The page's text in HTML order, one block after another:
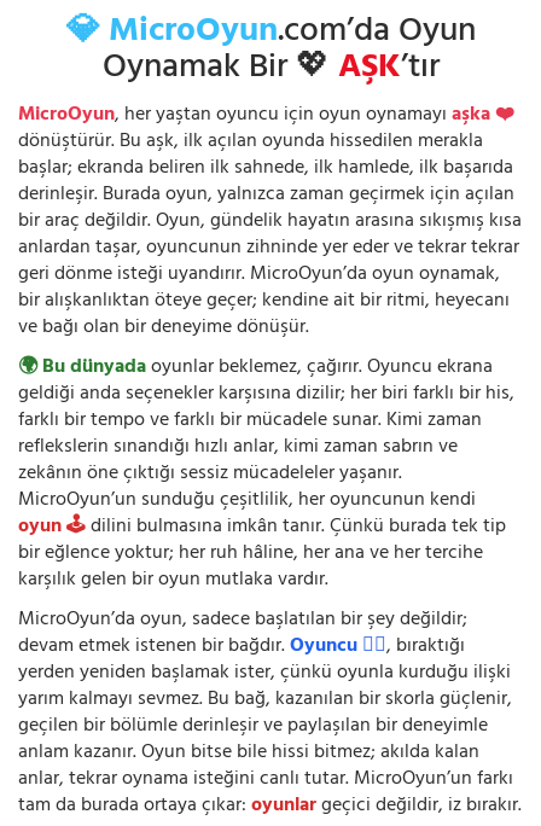
💎 MicroOyun.com’da Oyun
Oynamak Bir 💖AŞK’tır
MicroOyun, her yaştan oyuncu için oyun oynamayıaşka ❤️
dönüştürür. Bu aşk, ilk açılan oyunda hissedilen merakla
başlar; ekranda beliren ilk sahnede, ilk hamlede, ilk başarıda
derinleşir. Burada oyun, yalnızca zaman geçirmek için açılan
bir araç değildir. Oyun, gündelik hayatın arasına sıkışmış kısa
anlardan taşar, oyuncunun zihninde yer eder ve tekrar tekrar
geri dönme isteği uyandırır. MicroOyun’da oyun oynamak,
bir alışkanlıktan öteye geçer; kendine ait bir ritmi, heyecanı
ve bağı olan bir deneyime dönüşür.
🌍 Bu dünyadaoyunlar beklemez, çağırır. Oyuncu ekrana
geldiği anda seçenekler karşısına dizilir; her biri farklı bir his,
farklı bir tempo ve farklı bir mücadele sunar. Kimi zaman
reflekslerin sınandığı hızlı anlar, kimi zaman sabrın ve
zekânın öne çıktığı sessiz mücadeleler yaşanır.
MicroOyun’un sunduğu çeşitlilik, her oyuncunun kendi
oyun 🕹️dilini bulmasına imkân tanır. Çünkü burada tek tip
bir eğlence yoktur; her ruh hâline, her ana ve her tercihe
karşılık gelen bir oyun mutlaka vardır.
MicroOyun’da oyun, sadece başlatılan bir şey değildir;
devam etmek istenen bir bağdır.Oyuncu 🧍‍♂️, bıraktığı
yerden yeniden başlamak ister, çünkü oyunla kurduğu ilişki
yarım kalmayı sevmez. Bu bağ, kazanılan bir skorla güçlenir,
geçilen bir bölümle derinleşir ve paylaşılan bir deneyimle
anlam kazanır. Oyun bitse bile hissi bitmez; akılda kalan
anlar, tekrar oynama isteğini canlı tutar. MicroOyun’un farkı
tam da burada ortaya çıkar:oyunlargeçici değildir, iz bırakır.